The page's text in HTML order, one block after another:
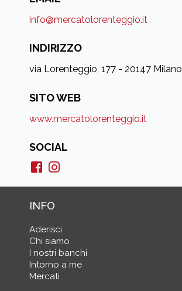
info@mercatolorenteggio.it
INDIRIZZO
via Lorenteggio, 177 - 20147 Milano
SITO WEB
www.mercatolorenteggio.it
SOCIAL
INFO
Aderisci
Chi siamo
I nostri banchi
Intorno a me
Mercati